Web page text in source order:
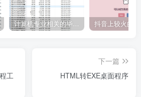
计算机专业相关的毕业设计论文合集免费下载
工
下一篇
HTML转EXE桌面程序